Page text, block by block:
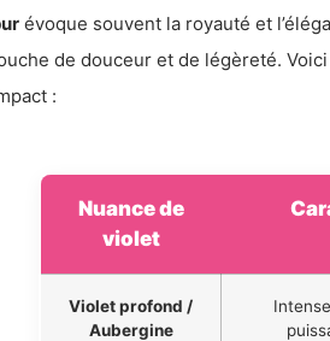
évoque souvent la royauté et
de douceur et de légèreté.
:
Nuance de
violet
Violet profond /
Aubergine